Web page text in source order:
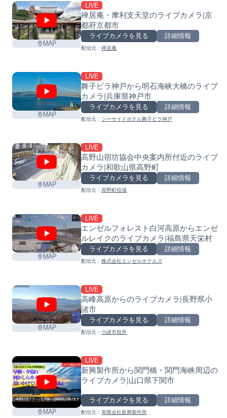
MAP
LIVE
禅居庵・摩利支天堂のライブカメラ|京
都府京都市
ライブカメラを見る 詳細情報
配信元： 禅居庵
MAP
LIVE
舞子ビラ神戸から明石海峡大橋のライブ
カメラ|兵庫県神戸市
ライブカメラを見る 詳細情報
配信元： シーサイドホテル舞子ビラ神戸
MAP
LIVE
高野山宿坊協会中央案内所付近のライブ
カメラ|和歌山県高野町
ライブカメラを見る 詳細情報
配信元： 高野町役場
MAP
LIVE
エンゼルフォレスト白河高原からエンゼ
ルレイクのライブカメラ|福島県天栄村
ライブカメラを見る 詳細情報
配信元： 株式会社エンゼルホテルズ
MAP
LIVE
高峰高原からのライブカメラ|長野県小
諸市
ライブカメラを見る 詳細情報
配信元： 小諸市役所
MAP
LIVE
新興製作所から関門橋・関門海峡周辺の
ライブカメラ|山口県下関市
ライブカメラを見る 詳細情報
配信元： 有限会社新興製作所